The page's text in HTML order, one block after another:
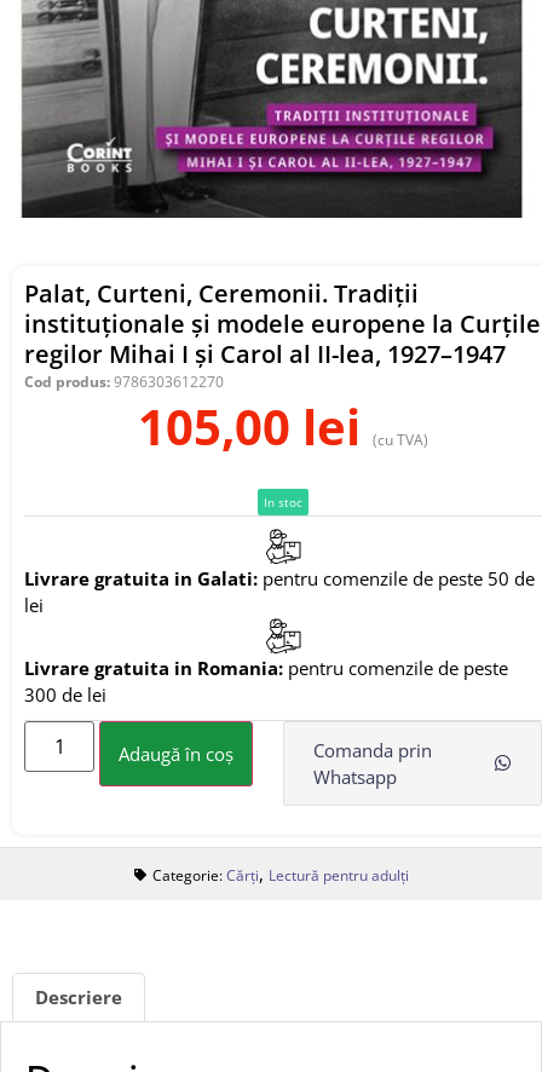
Palat, Curteni, Ceremonii. Tradiții
instituționale și modele europene la Curțile
regilor Mihai I și Carol al II-lea, 1927–1947
Cod produs:9786303612270
105,00 lei (cu TVA)
In stoc
Livrare gratuita in Galati: pentru comenzile de peste 50 de
lei
Livrare gratuita in Romania: pentru comenzile de peste
300 de lei
Adaugă în coș
Comanda prin
Whatsapp
Categorie:Cărți, Lectură pentru adulți
Descriere